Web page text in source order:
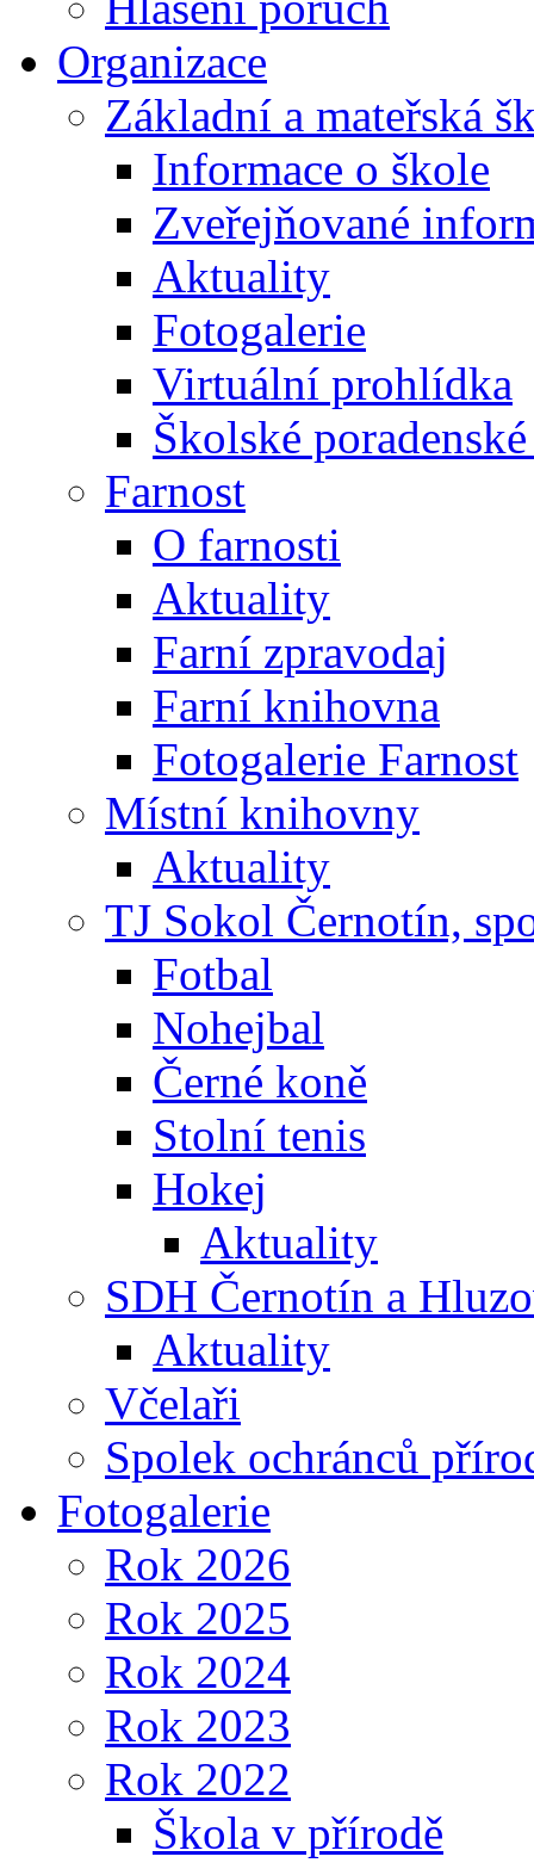
Organizace
Základní a mateřská
Informace o škole
Zveřejňované
Aktuality
Fotogalerie
Virtuální prohlídka
Školské
Farnost
O farnosti
Aktuality
Farní zpravodaj
Farní knihovna
Fotogalerie Farnost
Místní knihovny
Aktuality
TJ Sokol Černotín,
Fotbal
Nohejbal
Černé koně
Stolní tenis
Hokej
Aktuality
SDH Černotín a
Aktuality
Včelaři
Spolek ochránců
Fotogalerie
Rok 2026
Rok 2025
Rok 2024
Rok 2023
Rok 2022
Škola v přírodě